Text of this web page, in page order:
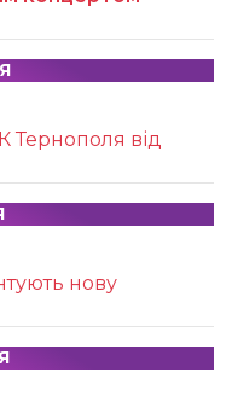
Тернополя від
нову